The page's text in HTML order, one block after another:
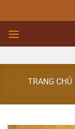
to
content
TRANG CHỦ